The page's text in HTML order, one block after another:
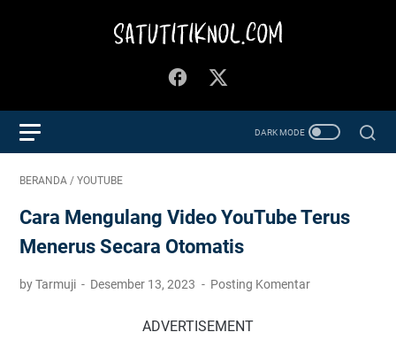
BERANDA / YOUTUBE
Cara Mengulang Video YouTube Terus
Menerus Secara Otomatis
by Tarmuji Desember 13, 2023 Posting Komentar
ADVERTISEMENT